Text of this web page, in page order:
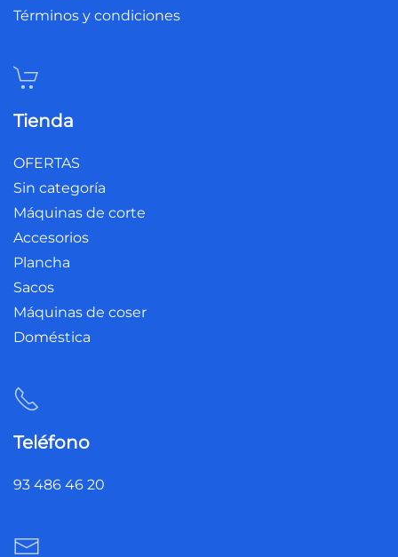
Términos y condiciones
Tienda
OFERTAS
Sin categoría
Máquinas de corte
Accesorios
Plancha
Sacos
Máquinas de coser
Doméstica
Teléfono
93 486 46 20